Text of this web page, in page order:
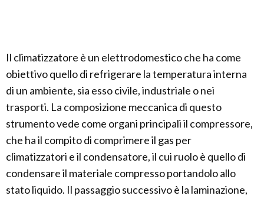
Il climatizzatore è un elettrodomestico che ha come
obiettivo quello di refrigerare la temperatura interna
di un ambiente, sia esso civile, industriale o nei
trasporti. La composizione meccanica di questo
strumento vede come organi principali il compressore,
che ha il compito di comprimere il gas per
climatizzatori e il condensatore, il cui ruolo è quello di
condensare il materiale compresso portandolo allo
stato liquido. Il passaggio successivo è la laminazione,